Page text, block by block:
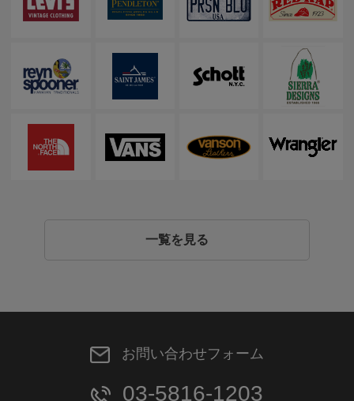
一覧を見る
お問い合わせフォーム
03-5816-1203